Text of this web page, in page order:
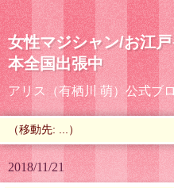
女性マジシャン/お江
本全国出張中
アリス（有栖川 萌）公式ブ
2018/11/21